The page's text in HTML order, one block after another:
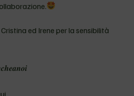
ed Irene per la sensibilità